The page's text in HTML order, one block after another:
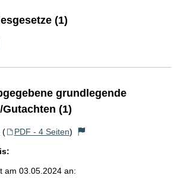
(1)
grundlegende
(1)
( PDF - 4 Seiten)
am 03.05.2024 an: